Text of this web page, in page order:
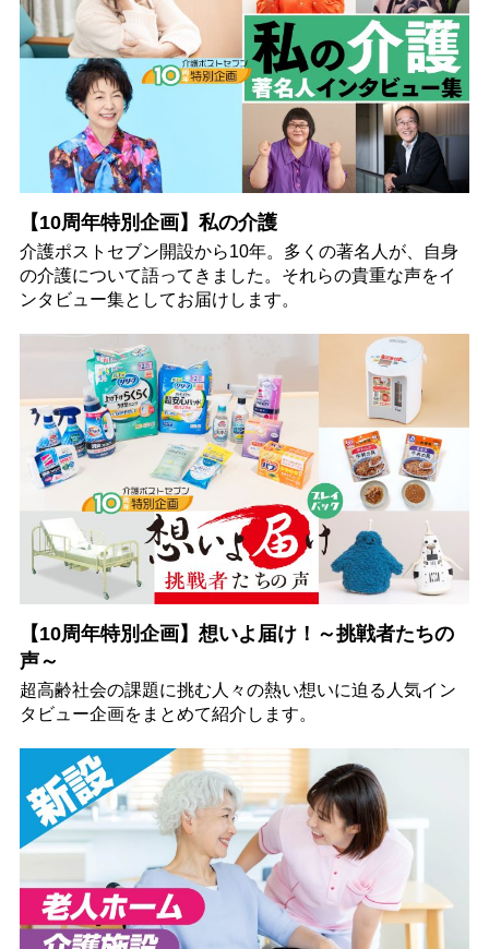
【10周年特別企画】私の介護
介護ポストセブン開設から10年。多くの著名人が、自身
の介護について語ってきました。それらの貴重な声をイ
ンタビュー集としてお届けします。
【10周年特別企画】想いよ届け！～挑戦者たちの
声～
超高齢社会の課題に挑む人々の熱い想いに迫る人気イン
タビュー企画をまとめて紹介します。